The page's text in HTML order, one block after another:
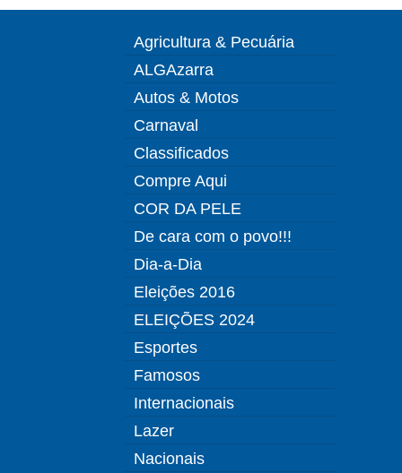
Agricultura & Pecuária
ALGAzarra
Autos & Motos
Carnaval
Classificados
Compre Aqui
COR DA PELE
De cara com o povo!!!
Dia-a-Dia
Eleições 2016
ELEIÇÕES 2024
Esportes
Famosos
Internacionais
Lazer
Nacionais